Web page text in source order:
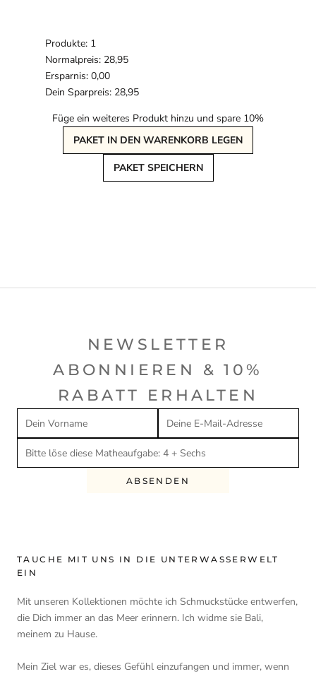
Produkte: 1
Normalpreis: 28,95
Ersparnis: 0,00
Dein Sparpreis: 28,95
Füge ein weiteres Produkt hinzu und spare 10%
PAKET IN DEN WARENKORB LEGEN
PAKET SPEICHERN
NEWSLETTER
ABONNIEREN & 10%
RABATT ERHALTEN
ABSENDEN
TAUCHE MIT UNS IN DIE UNTERWASSERWELT
EIN
Mit unseren Kollektionen möchte ich Schmuckstücke entwerfen,
die Dich immer an das Meer erinnern. Ich widme sie Bali,
meinem zu Hause.
Mein Ziel war es, dieses Gefühl einzufangen und immer, wenn